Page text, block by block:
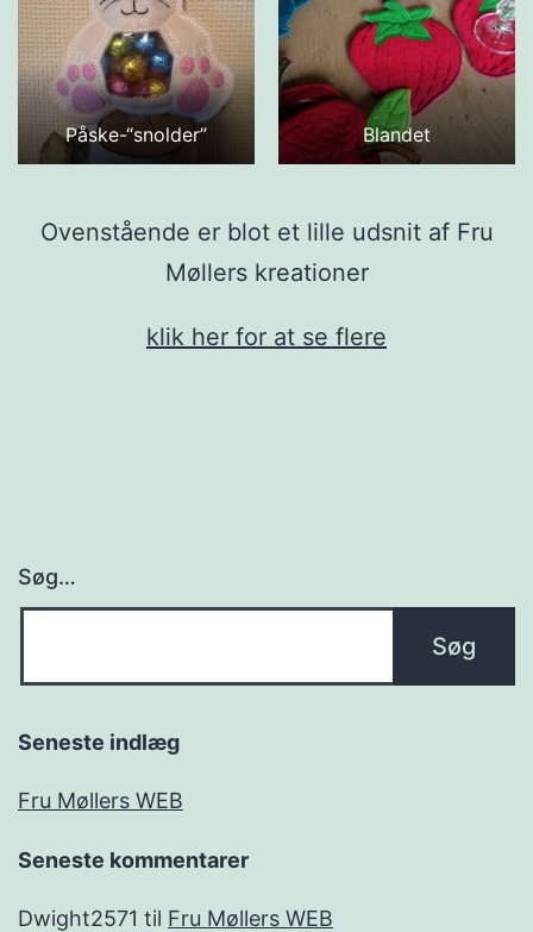
Påske-“snolder” Blandet
Ovenstående er blot et lille udsnit af Fru
Møllers kreationer
klik her for at se flere
Søg…
Seneste indlæg
Fru Møllers WEB
Seneste kommentarer
Dwight2571 til Fru Møllers WEB